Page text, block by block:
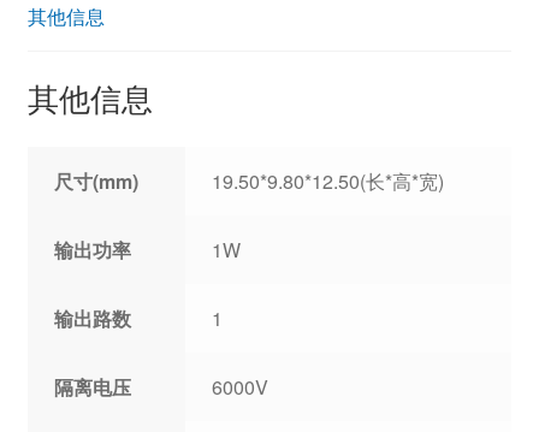
其他信息
其他信息
尺寸(mm) 19.50*9.80*12.50(长*高*宽)
输出功率 1W
输出路数 1
隔离电压 6000V